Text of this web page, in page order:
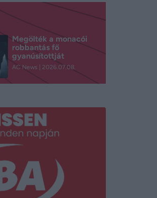
Megölték a monacói
robbantás fő
gyanúsítottját
AC News 2026.07.08.